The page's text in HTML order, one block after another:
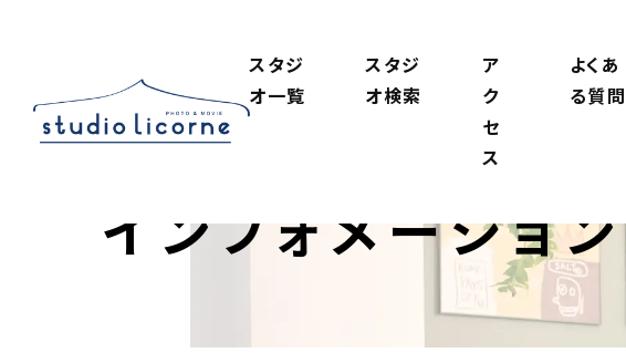
スタジ
オ一覧
スタジ
オ検索
ア
ク
セ
ス
よくあ
る質問
インフォメーション